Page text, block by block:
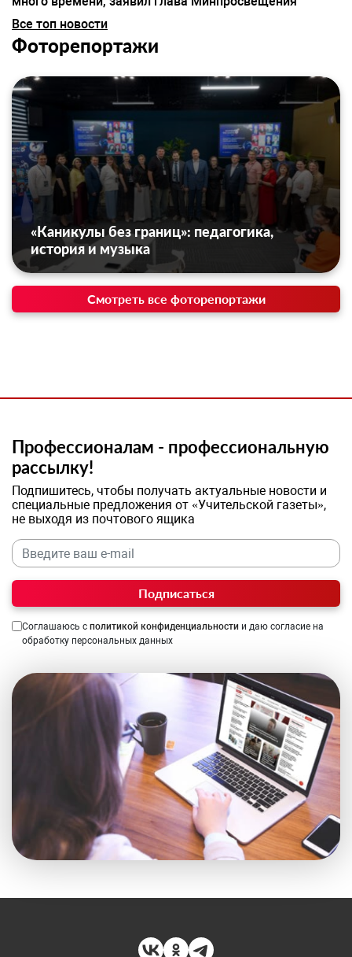
Все топ новости
Фоторепортажи
«Каникулы без границ»: педагогика,
история и музыка
Смотреть все фоторепортажи
Профессионалам - профессиональную
рассылку!
Подпишитесь, чтобы получать актуальные новости и
специальные предложения от «Учительской газеты»,
не выходя из почтового ящика
Подписаться
Соглашаюсь с политикой конфиденциальности и даю согласие на
обработку персональных данных